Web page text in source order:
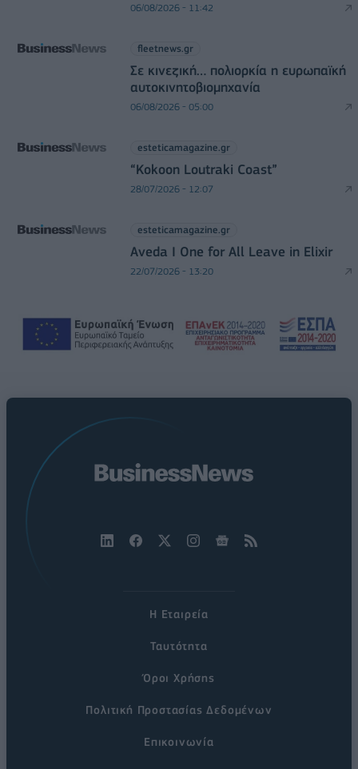
06/08/2026 - 11:42
fleetnews.gr
Σε κινεζική… πολιορκία η ευρωπαϊκή
αυτοκινητοβιομηχανία
06/08/2026 - 05:00
esteticamagazine.gr
“Kokoon Loutraki Coast”
28/07/2026 - 12:07
esteticamagazine.gr
Aveda I One for All Leave in Elixir
22/07/2026 - 13:20
Η Εταιρεία
Ταυτότητα
Όροι Χρήσης
Πολιτική Προστασίας Δεδομένων
Επικοινωνία